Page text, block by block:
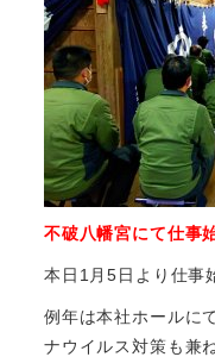
不破八幡宮にて仕事
本日1月5日より仕事
例年は本社ホールに
ナウイルス対策も兼